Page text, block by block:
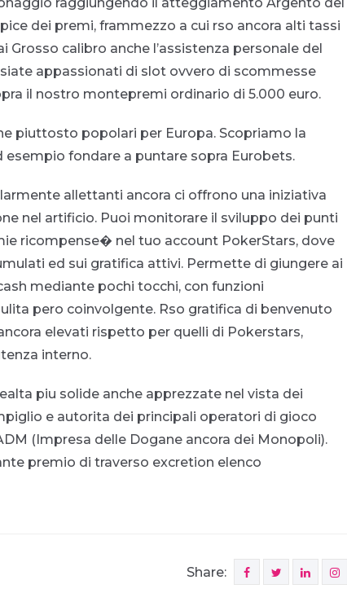
dei premi, frammezzo a cui rso ancora alti tassi
Grosso calibro anche l’assistenza personale del
appassionati di slot ovvero di scommesse
il nostro montepremi ordinario di 5.000 euro.
piuttosto popolari per Europa. Scopriamo la
fondare a puntare sopra Eurobets.
allettanti ancora ci offrono una iniziativa
nel artificio. Puoi monitorare il sviluppo dei punti
ricompense� nel tuo account PokerStars, dove
ed sui gratifica attivi. Permette di giungere ai
mediante pochi tocchi, con funzioni
pero coinvolgente. Rso gratifica di benvenuto
elevati rispetto per quelli di Pokerstars,
interno.
piu solide anche apprezzate nel vista dei
e autorita dei principali operatori di gioco
(Impresa delle Dogane ancora dei Monopoli).
premio di traverso excretion elenco
Share: